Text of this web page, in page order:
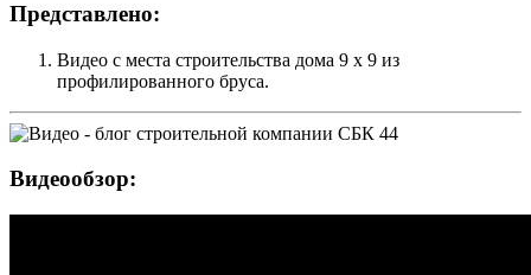
Представлено:
Видео с места строительства дома 9 х 9 из
профилированного бруса.
Видеообзор: